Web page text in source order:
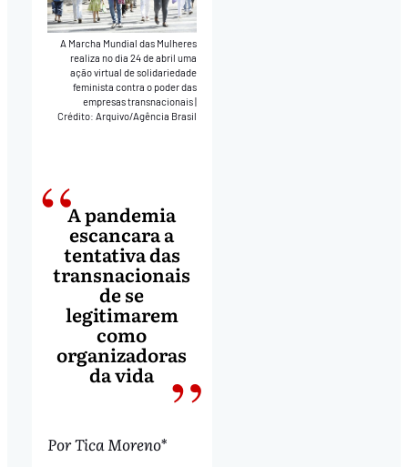
A Marcha Mundial das Mulheres
realiza no dia 24 de abril uma
ação virtual de solidariedade
feminista contra o poder das
empresas transnacionais
Crédito: Arquivo/Agência Brasil
A pandemia
escancara a
tentativa das
transnacionais
de se
legitimarem
como
organizadoras
da vida
Por Tica Moreno*